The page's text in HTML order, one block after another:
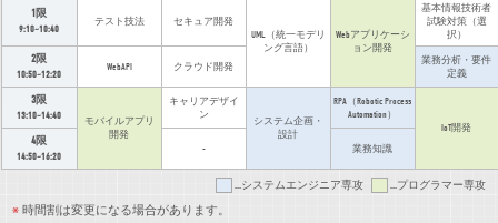
1限
9:10~10:40
テスト技法
セキュア開発
UML（統一モデリ
ング言語）
Webアプリケーシ
ョン開発
基本情報技術者
試験対策（選
択）
2限
10:50~12:20
WebAPI クラウド開発
業務分析・要件
定義
3限
13:10~14:40
モバイルアプリ
開発
キャリアデザイ
ン
システム企画・
設計
RPA（Robotic Process
Automation）
IoT開発
4限
14:50~16:20
- 業務知識
...システムエンジニア専攻 ...プログラマー専攻
時間割は変更になる場合があります。